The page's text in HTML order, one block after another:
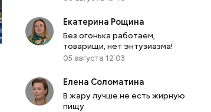
Екатерина Рощина
Без огонька работаем,
товарищи, нет энтузиазма!
05 августа 12:03
Елена Соломатина
В жару лучше не есть жирную
пищу